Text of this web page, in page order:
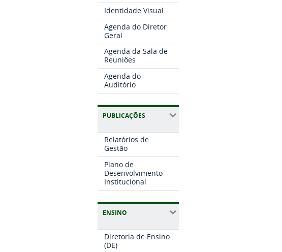
Identidade Visual
Agenda do Diretor
Geral
Agenda da Sala de
Reuniões
Agenda do
Auditório
PUBLICAÇÕES
Relatórios de
Gestão
Plano de
Desenvolvimento
Institucional
ENSINO
Diretoria de Ensino
(DE)